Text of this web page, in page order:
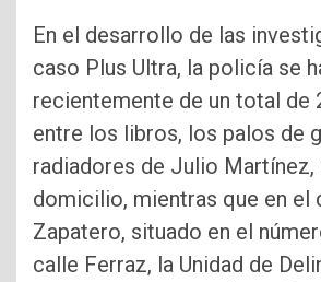
En el desarrollo de las
caso Plus Ultra, la policía se
recientemente de un total de
entre los libros, los palos de
radiadores de Julio Martínez,
domicilio, mientras que en el
Zapatero, situado en el
calle Ferraz, la Unidad de